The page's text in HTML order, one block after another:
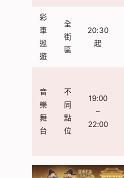
彩
車
巡
遊
全
街
區
20:30
起
音
樂
舞
台
不
同
點
位
19:00
–
22:00